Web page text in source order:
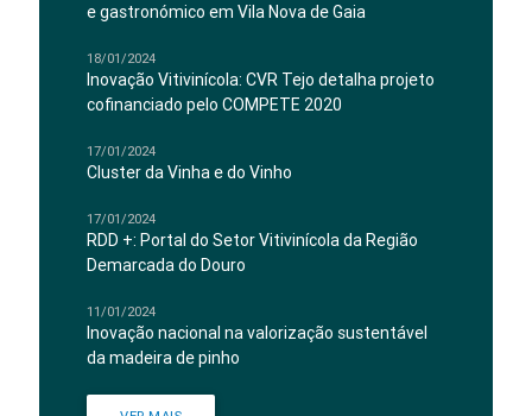
e gastronómico em Vila Nova de Gaia
18/01/2024
Inovação Vitivinícola: CVR Tejo detalha projeto
cofinanciado pelo COMPETE 2020
17/01/2024
Cluster da Vinha e do Vinho
17/01/2024
RDD +: Portal do Setor Vitivinícola da Região
Demarcada do Douro
11/01/2024
Inovação nacional na valorização sustentável
da madeira de pinho